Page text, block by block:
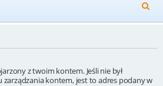
z
z twoim kontem. Jeśli nie był
kontem, jest to adres podany w